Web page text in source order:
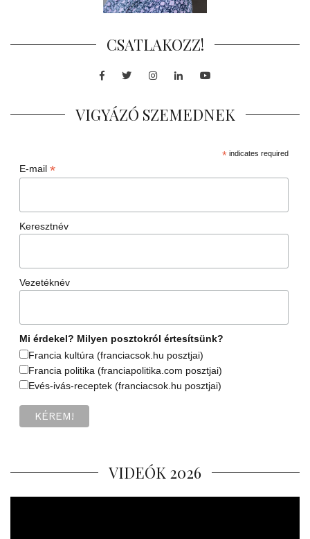
CSATLAKOZZ!
Facebook
TwitterInstagram
LinkedInYoutube
VIGYÁZÓ SZEMEDNEK
*indicates required
E-mail *
Keresztnév
Vezetéknév
Mi érdekel? Milyen posztokról értesítsünk?
Francia kultúra (franciacsok.hu posztjai)
Francia politika (franciapolitika.com posztjai)
Evés-ivás-receptek (franciacsok.hu posztjai)
VIDEÓK 2026